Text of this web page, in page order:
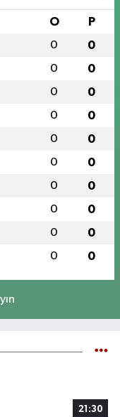
O P
0 0
0 0
0 0
0 0
0 0
0 0
0 0
0 0
0 0
0 0
21:30